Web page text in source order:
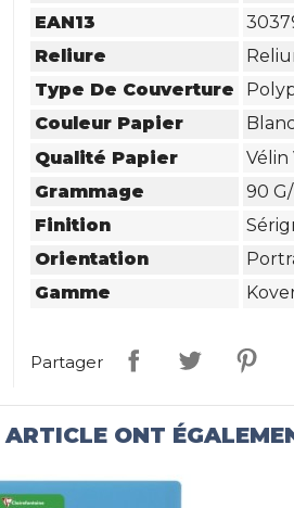
EAN13
Reliure
Type De Couverture
Couleur Papier
Qualité Papier
Vélin
Grammage
90
Finition
Orientation
Gamme
Partager
ONT